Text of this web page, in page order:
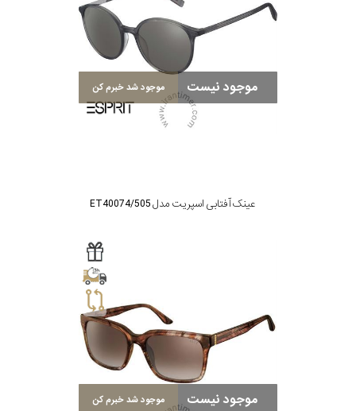
موجود نیست موجود شد خبرم کن
عینک آفتابی اسپریت مدل ET40074/505
موجود نیست موجود شد خبرم کن